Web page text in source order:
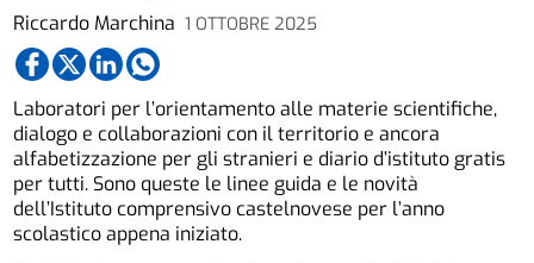
Riccardo Marchina 1 OTTOBRE 2025
Laboratori per l’orientamento alle materie scientifiche,
dialogo e collaborazioni con il territorio e ancora
alfabetizzazione per gli stranieri e diario d’istituto gratis
per tutti. Sono queste le linee guida e le novità
dell’Istituto comprensivo castelnovese per l’anno
scolastico appena iniziato.